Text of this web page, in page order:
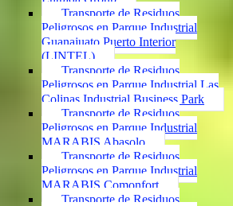
Transporte de Residuos
Peligrosos en Parque Industrial
Guanajuato Puerto Interior
(LINTEL)
Transporte de Residuos
Peligrosos en Parque Industrial Las
Colinas Industrial Business Park
Transporte de Residuos
Peligrosos en Parque Industrial
MARABIS Abasolo
Transporte de Residuos
Peligrosos en Parque Industrial
MARABIS Comonfort
Transporte de Residuos